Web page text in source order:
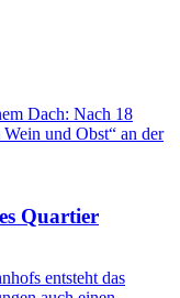
Dach: Nach 18
und Obst“ an der
Quartier
entsteht das